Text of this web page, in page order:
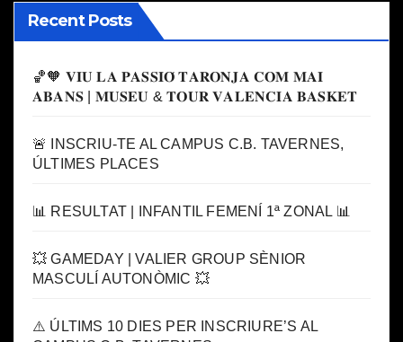
Recent Posts
🏀🧡 𝐕𝐈𝐔 𝐋𝐀 𝐏𝐀𝐒𝐒𝐈𝐎́ 𝐓𝐀𝐑𝐎𝐍𝐉𝐀 𝐂𝐎𝐌 𝐌𝐀𝐈
𝐀𝐁𝐀𝐍𝐒 | 𝐌𝐔𝐒𝐄𝐔 & 𝐓𝐎𝐔𝐑 𝐕𝐀𝐋𝐄𝐍𝐂𝐈𝐀 𝐁𝐀𝐒𝐊𝐄𝐓
🚨 INSCRIU-TE AL CAMPUS C.B. TAVERNES,
ÚLTIMES PLACES
📊 RESULTAT | INFANTIL FEMENÍ 1ª ZONAL 📊
💥 GAMEDAY | VALIER GROUP SÈNIOR
MASCULÍ AUTONÒMIC 💥
⚠️ ÚLTIMS 10 DIES PER INSCRIURE’S AL